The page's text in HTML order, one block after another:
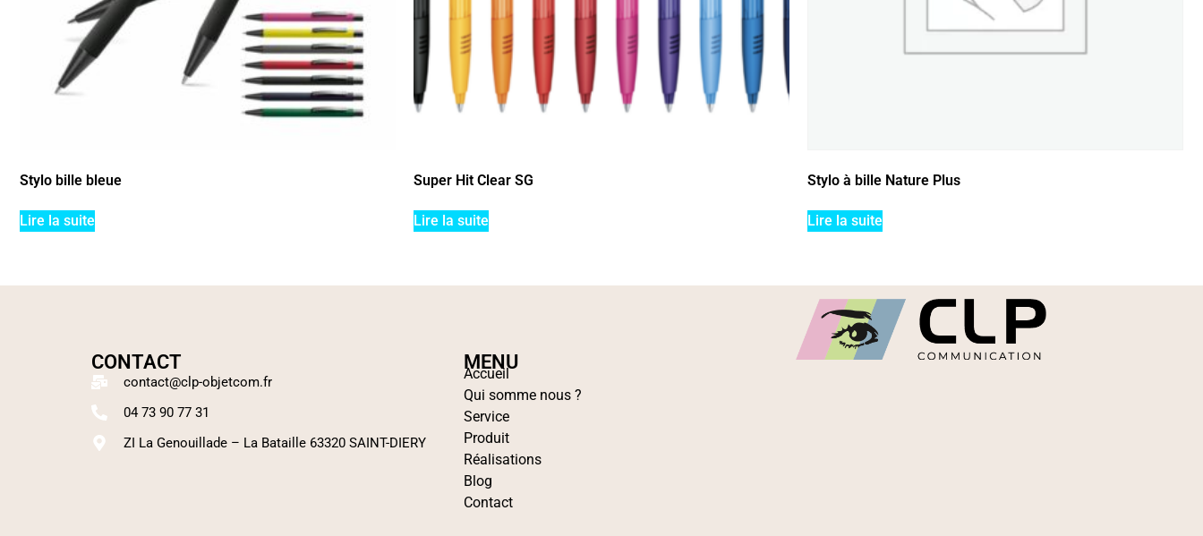
Stylo bille bleue
Lire la suite
Super Hit Clear SG
Lire la suite
Stylo à bille Nature Plus
Lire la suite
MENU
Accueil
Qui somme nous ?
Service
Produit
Réalisations
Blog
Contact
CONTACT
contact@clp-objetcom.fr
04 73 90 77 31
ZI La Genouillade – La Bataille 63320 SAINT-DIERY